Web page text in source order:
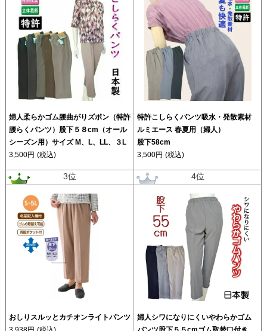
婦人柔らかゴム腰曲がりズボン（特許
腰らくパンツ）股下５８cm（オール
シーズン用）サイズ M、L、LL、３L
3,500円 (税込)
特許こしらくパンツ吸水・発散素材
ルミエース 春夏用（婦人）
股下58cm
3,500円 (税込)
3位
おしりスルッとカチオンライトパンツ
4位
婦人シワになりにくいやわらかゴム